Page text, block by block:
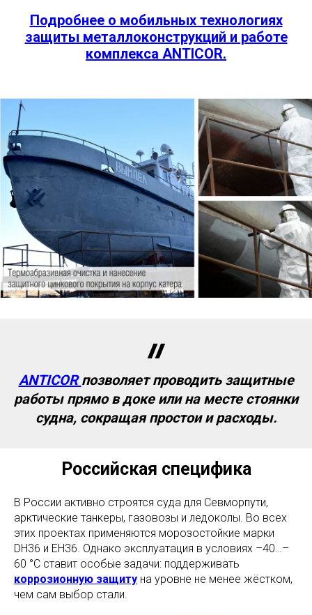
Подробнее о мобильных технологиях
защиты металлоконструкций и работе
комплекса ANTICOR.
ANTICORпозволяет проводить защитные
работы прямо в доке или на месте стоянки
судна, сокращая простои и расходы.
Российская специфика
В России активно строятся суда для Севморпути,
арктические танкеры, газовозы и ледоколы. Во всех
этих проектах применяются морозостойкие марки
DH36 и EH36. Однако эксплуатация в условиях –40…–
60 °C ставит особые задачи: поддерживать
коррозионную защиту на уровне не менее жёстком,
чем сам выбор стали.